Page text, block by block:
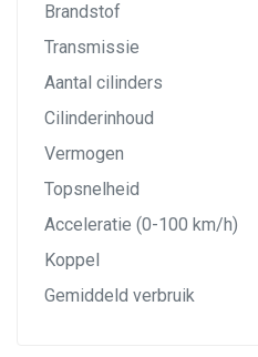
Brandstof
Transmissie
Aantal cilinders
Cilinderinhoud
Vermogen
Topsnelheid
Acceleratie (0-100 km/h)
Koppel
Gemiddeld verbruik